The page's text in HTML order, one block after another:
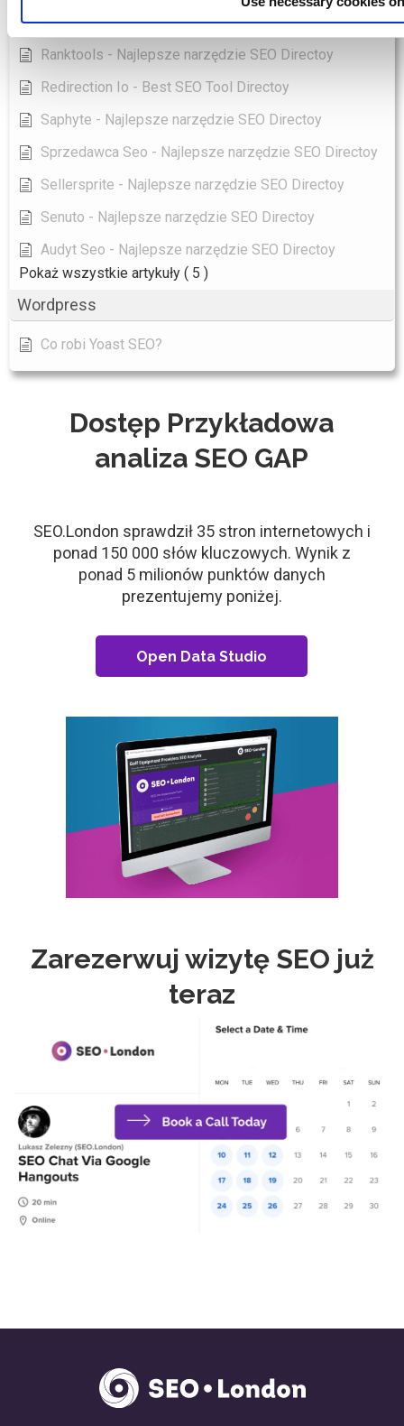
Pulno - Najlepsze narzędzie SEO Directoy
Ranktools - Najlepsze narzędzie SEO Directoy
Redirection Io - Best SEO Tool Directoy
Saphyte - Najlepsze narzędzie SEO Directoy
Sprzedawca Seo - Najlepsze narzędzie SEO Directoy
Sellersprite - Najlepsze narzędzie SEO Directoy
Senuto - Najlepsze narzędzie SEO Directoy
Audyt Seo - Najlepsze narzędzie SEO Directoy
Pokaż wszystkie artykuły ( 5 )
Wordpress
Co robi Yoast SEO?
Dostęp Przykładowa
analiza SEO GAP
SEO.London sprawdził 35 stron internetowych i
ponad 150 000 słów kluczowych. Wynik z
ponad 5 milionów punktów danych
prezentujemy poniżej.
Open Data Studio
Zarezerwuj wizytę SEO już
teraz